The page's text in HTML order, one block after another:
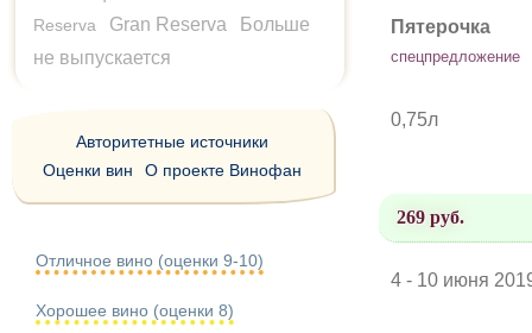
Пятерочка
спецпредложение
0,75л
269 руб.
4 - 10 июня
Reserva Gran Reserva
Больше
не выпускается
Авторитетные источники
Оценки вин
О проекте Винофан
Отличное вино (оценки 9-10)
Хорошее вино (оценки 8)